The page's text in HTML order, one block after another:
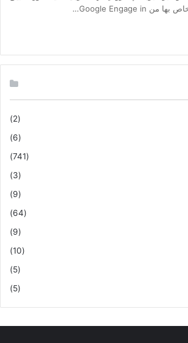
(2)
(6)
(741)
(3)
(9)
(64)
(9)
(10)
(5)
(5)